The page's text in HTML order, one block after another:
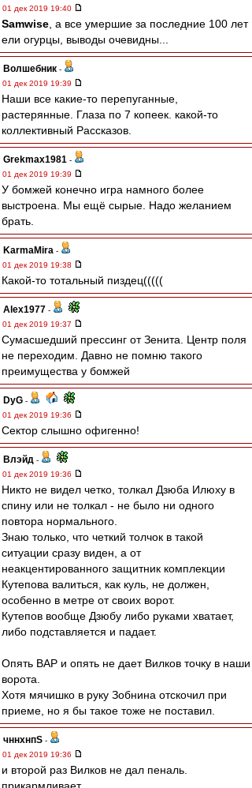
01 дек 2019 19:40
Samwise , а все умершие за последние 100 лет
ели огурцы, выводы очевидны...
Волшебник -
01 дек 2019 19:39
Наши все какие-то перепуганные,
растерянные. Глаза по 7 копеек. какой-то
коллективный Рассказов.
Grekmax1981 -
01 дек 2019 19:39
У бомжей конечно игра намного более
выстроена. Мы ещё сырые. Надо желанием
брать.
KarmaMira -
01 дек 2019 19:38
Какой-то тотальный пиздец(((((
Alex1977 -
01 дек 2019 19:37
Сумасшедший прессинг от Зенита. Центр поля
не переходим. Давно не помню такого
преимущества у бомжей
DyG -
01 дек 2019 19:36
Сектор слышно офигенно!
Влэйд -
01 дек 2019 19:36
Никто не видел четко, толкал Дзюба Илюху в
спину или не толкал - не было ни одного
повтора нормального.
Знаю только, что четкий толчок в такой
ситуации сразу виден, а от
неакцентированного защитник комплекции
Кутепова валиться, как куль, не должен,
особенно в метре от своих ворот.
Кутепов вообще Дзюбу либо руками хватает,
либо подставляется и падает.
Опять ВАР и опять не дает Вилков точку в наши
ворота.
Хотя мячишко в руку Зобнина отскочил при
приеме, но я бы такое тоже не поставил.
чннхнпS -
01 дек 2019 19:36
и второй раз Вилков не дал пеналь.